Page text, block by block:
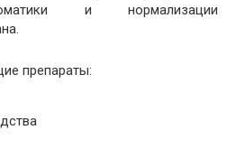
и нормализации
препараты: